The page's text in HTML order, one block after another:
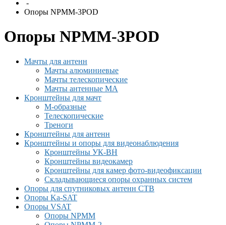
-
Опоры NPMM-3POD
Опоры NPMM-3POD
Мачты для антенн
Мачты алюминиевые
Мачты телескопические
Мачты антенные МА
Кронштейны для мачт
М-образные
Телескопические
Треноги
Кронштейны для антенн
Кронштейны и опоры для видеонаблюдения
Кронштейны УК-ВН
Кронштейны видеокамер
Кронштейны для камер фото-видеофиксации
Складывающиеся опоры охранных систем
Опоры для спутниковых антенн СТВ
Опоры Ka-SAT
Опоры VSAT
Опоры NPMM